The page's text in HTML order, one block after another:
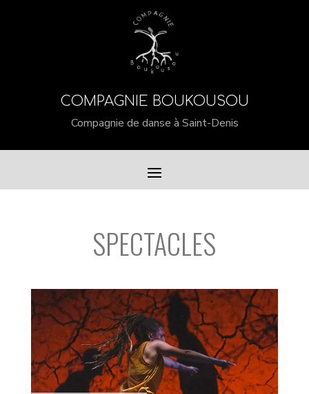
COMPAGNIE BOUKOUSOU
Compagnie de danse à Saint-Denis
SPECTACLES